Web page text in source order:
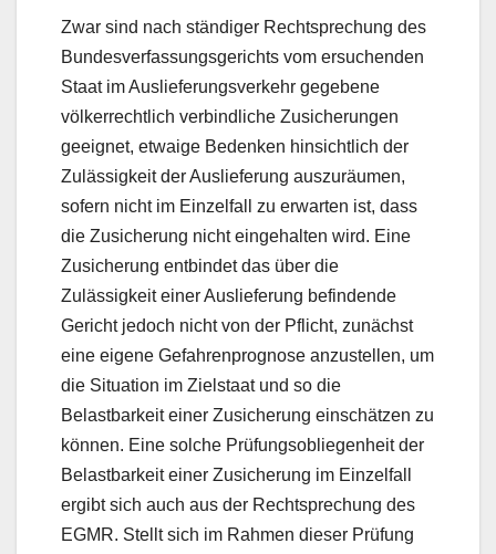
Zwar sind nach ständiger Rechtsprechung des
Bundesverfassungsgerichts vom ersuchenden
Staat im Auslieferungsverkehr gegebene
völkerrechtlich verbindliche Zusicherungen
geeignet, etwaige Bedenken hinsichtlich der
Zulässigkeit der Auslieferung auszuräumen,
sofern nicht im Einzelfall zu erwarten ist, dass
die Zusicherung nicht eingehalten wird. Eine
Zusicherung entbindet das über die
Zulässigkeit einer Auslieferung befindende
Gericht jedoch nicht von der Pflicht, zunächst
eine eigene Gefahrenprognose anzustellen, um
die Situation im Zielstaat und so die
Belastbarkeit einer Zusicherung einschätzen zu
können. Eine solche Prüfungsobliegenheit der
Belastbarkeit einer Zusicherung im Einzelfall
ergibt sich auch aus der Rechtsprechung des
EGMR. Stellt sich im Rahmen dieser Prüfung